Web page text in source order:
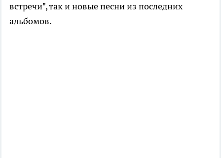
встречи", так и новые песни из последних
альбомов.